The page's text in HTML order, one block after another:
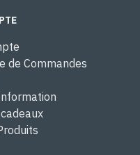
de Commandes